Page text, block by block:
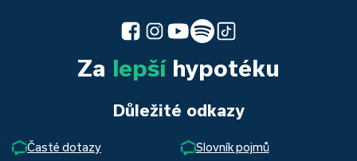
Za lepšíhypotéku
Důležité odkazy
Časté dotazy
Slovník pojmů